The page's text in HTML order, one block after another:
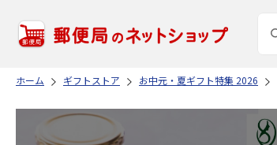
ホーム ギフトストア お中元・夏ギフト特集 2026